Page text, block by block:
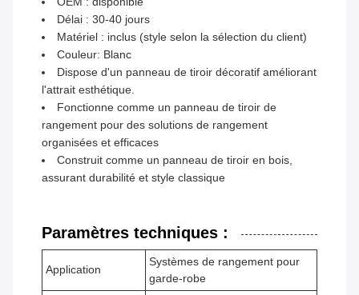
Délai : 30-40 jours
Matériel : inclus (style selon la sélection du client)
Couleur: Blanc
Dispose d'un panneau de tiroir décoratif améliorant
l'attrait esthétique.
Fonctionne comme un panneau de tiroir de
rangement pour des solutions de rangement
organisées et efficaces
Construit comme un panneau de tiroir en bois,
assurant durabilité et style classique
Paramètres techniques :
Application
Systèmes de rangement pour
garde-robe